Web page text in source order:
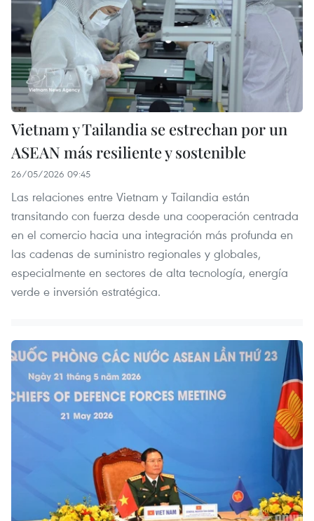
Vietnam y Tailandia se estrechan por un
ASEAN más resiliente y sostenible
26/05/2026 09:45
Las relaciones entre Vietnam y Tailandia están
transitando con fuerza desde una cooperación centrada
en el comercio hacia una integración más profunda en
las cadenas de suministro regionales y globales,
especialmente en sectores de alta tecnología, energía
verde e inversión estratégica.